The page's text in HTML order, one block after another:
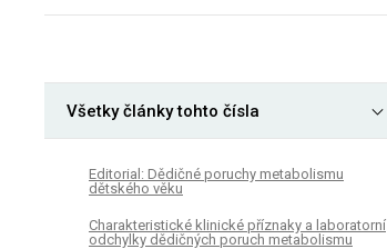
Všetky články tohto čísla
Editorial: Dědičné poruchy metabolismu
dětského věku
Charakteristické klinické příznaky a laboratorní
odchylky dědičných poruch metabolismu